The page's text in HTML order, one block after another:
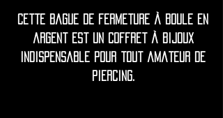
Cette bague de fermeture à boule en
argent est un coffret à bijoux
indispensable pour tout amateur de
piercing.